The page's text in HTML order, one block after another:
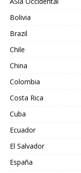
Bolivia
Brazil
Chile
China
Colombia
Costa Rica
Cuba
Ecuador
El Salvador
España